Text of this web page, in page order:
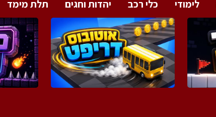
תלת מימד יהדות וחגים כלי רכב לימודי